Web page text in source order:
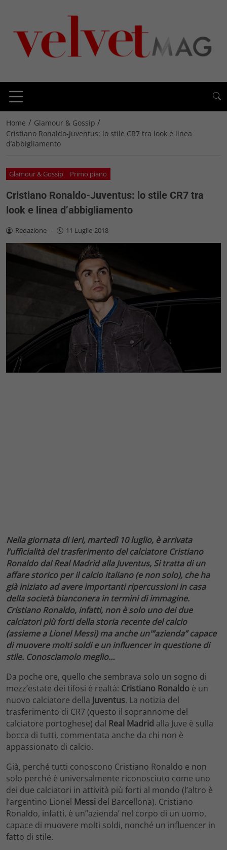
Home / Glamour & Gossip /
Cristiano Ronaldo-Juventus: lo stile CR7 tra look e linea
d’abbigliamento
Glamour & Gossip Primo piano
Cristiano Ronaldo-Juventus: lo stile CR7 tra
look e linea d’abbigliamento
Redazione - 11 Luglio 2018
Nella giornata di ieri, martedì 10 luglio, è arrivata
l’ufficialità del trasferimento del calciatore Cristiano
Ronaldo dal Real Madrid alla Juventus, Si tratta di un
affare storico per il calcio italiano (e non solo), che ha
già iniziato ad avere importanti ripercussioni in casa
della società bianconera in termini di immagine.
Cristiano Ronaldo, infatti, non è solo uno dei due
calciatori più forti della storia recente del calcio
(assieme a Lionel Messi) ma anche un'”azienda” capace
di muovere molti soldi e un influencer in questione di
stile. Conosciamolo meglio…
Da poche ore, quello che sembrava solo un sogno di
mezz’estate dei tifosi è realtà: Cristiano Ronaldo è un
nuovo calciatore della Juventus. La notizia del
trasferimento di CR7 (questo il soprannome del
calciatore portoghese) dal Real Madrid alla Juve è sulla
bocca di tutti, commentata anche da chi non è
appassionato di calcio.
Già, perché tutti conoscono Cristiano Ronaldo e non
solo perché è universalmente riconosciuto come uno
dei due calciatori in attività più forti al mondo (l’altro è
l’argentino Lionel Messi del Barcellona). Cristiano
Ronaldo, infatti, è un”azienda’ nel corpo di un uomo,
capace di muovere molti soldi, nonché un influencer in
fatto di stile.